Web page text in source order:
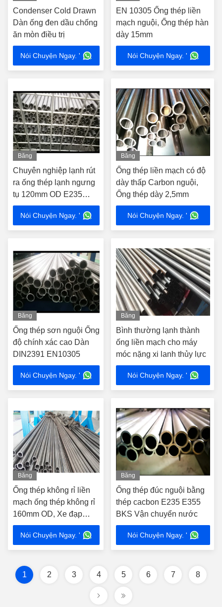
Condenser Cold Drawn
Dàn ống đen dầu chống
ăn mòn điều trị
Nói Chuyện Ngay. '
hình
EN 10305 Ống thép liền
mạch nguội, Ống thép hàn
dày 15mm
Nói Chuyện Ngay. '
Băng
hình
Chuyên nghiệp lạnh rút
ra ống thép lạnh ngưng
tụ 120mm OD E235
E355
Nói Chuyện Ngay. '
Băng
Ống thép liền mạch có độ
dày thấp Carbon nguội,
Ống thép dày 2,5mm
Nói Chuyện Ngay. '
Băng
Ống thép sơn nguội Ống
độ chính xác cao Dàn
DIN2391 EN10305
Nói Chuyện Ngay. '
Băng
hình
Bình thường lạnh thành
ống liền mạch cho máy
móc nặng xi lanh thủy lực
Nói Chuyện Ngay. '
Băng
Ống thép không rỉ liền
mạch ống thép không rỉ
160mm OD, Xe đạp
chính xác ống thép
Nói Chuyện Ngay. '
Băng
Ống thép đúc nguội bằng
thép cacbon E235 E355
BKS Vận chuyển nước
Nói Chuyện Ngay. '
1 2 3 4 5 6 7 8